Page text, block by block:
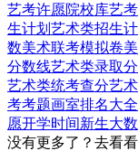
艺考许愿院校库艺
生计划 艺术类招生计
数美术联考模拟卷
分数线艺术类录取
艺术类统考查分艺
考考题画室排名大全
愿开学时间新生大
没有更多了？去看